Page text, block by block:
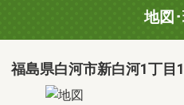
地図
福島県白河市新白河1丁目